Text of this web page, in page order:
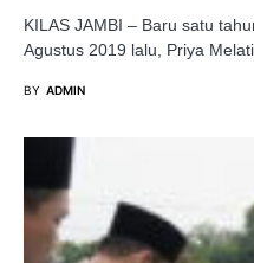
KILAS JAMBI – Baru satu
Agustus 2019 lalu, Priya
BY ADMIN